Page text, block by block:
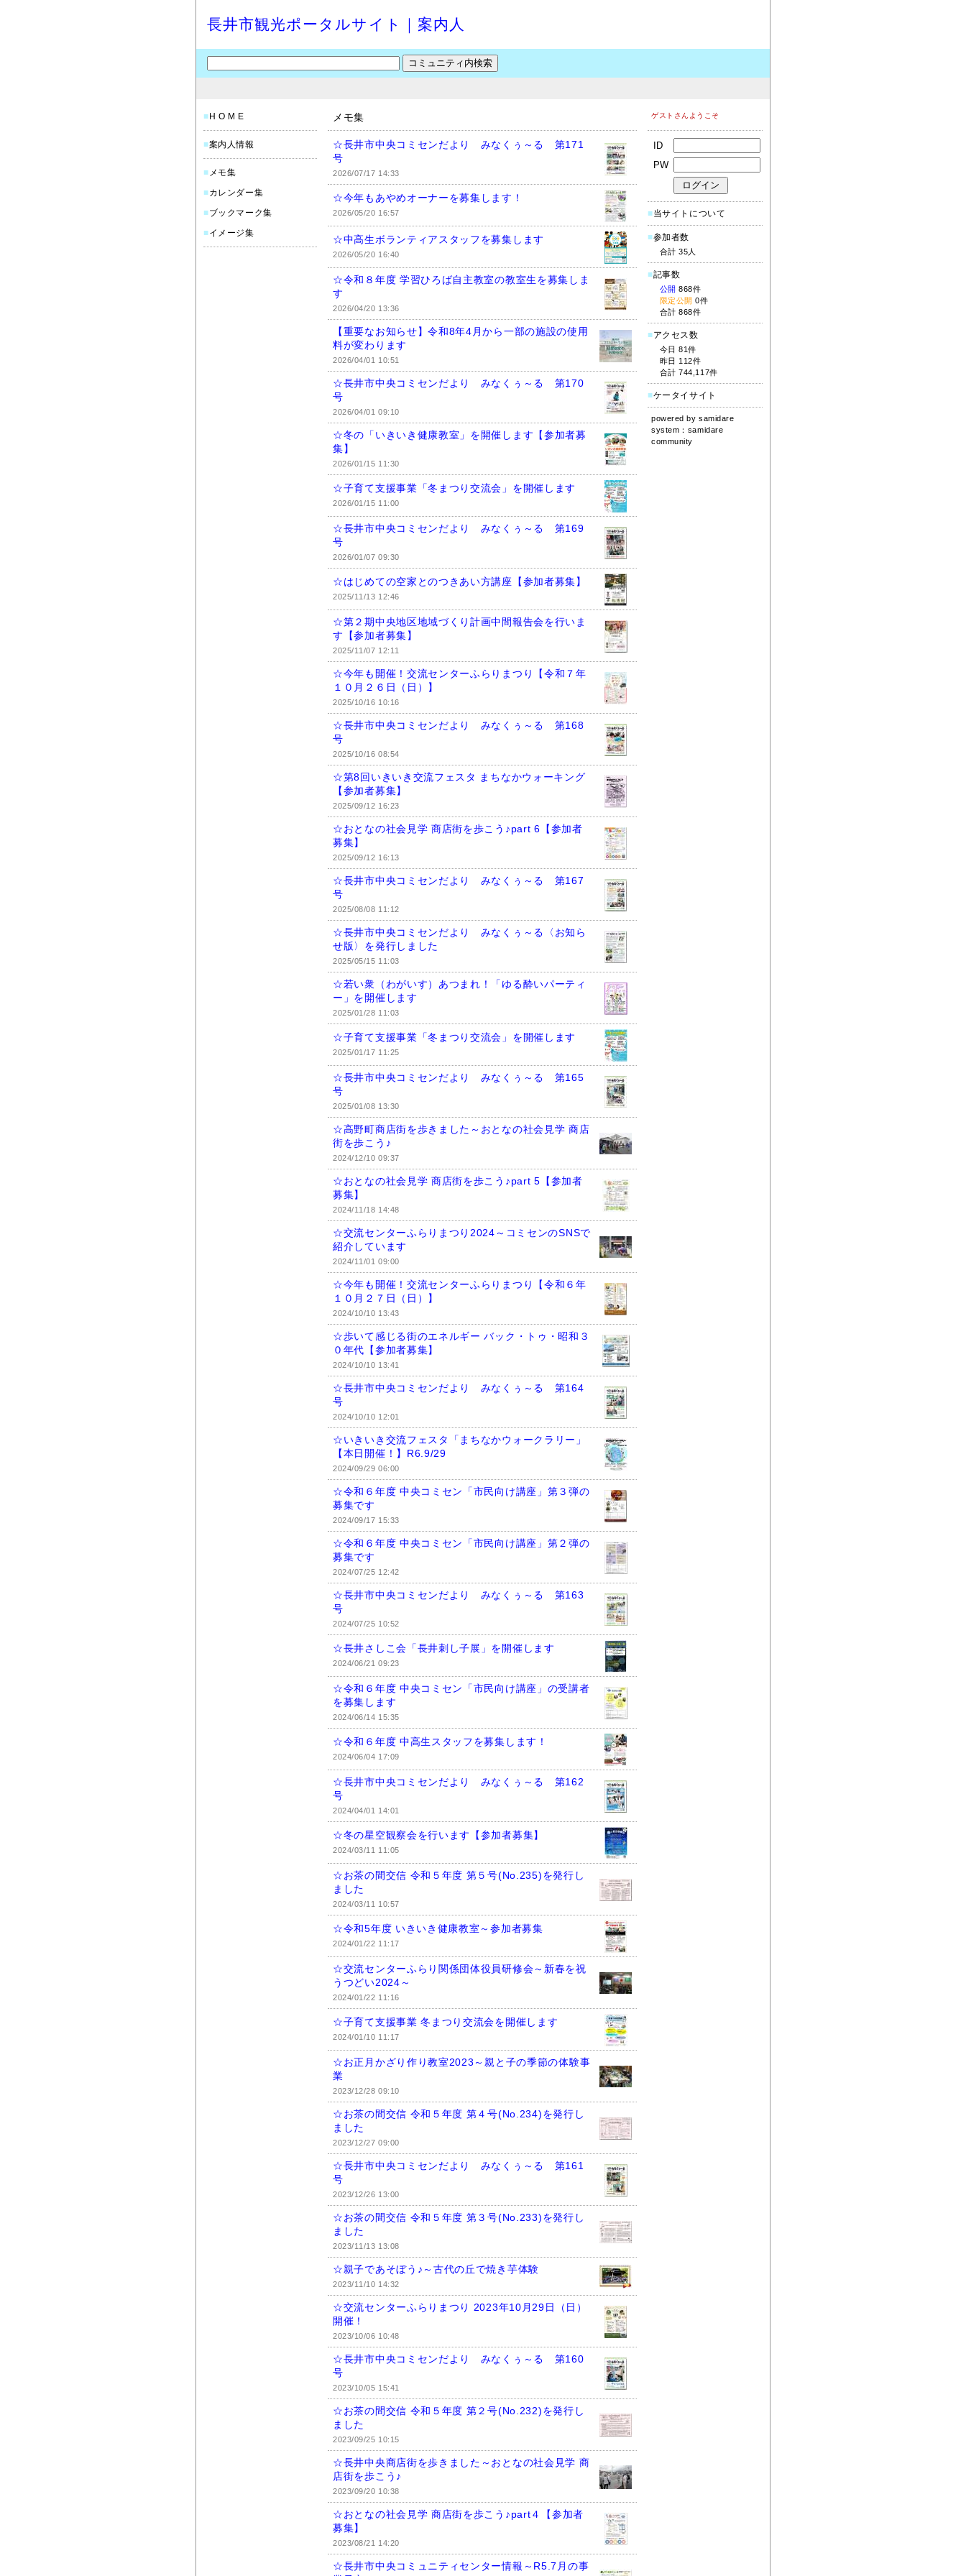
長井市観光ポータルサイト｜案内人
■ H O M E
■案内人情報
■ メモ集
■カレンダー集
■ブックマーク集
■イメージ集
メモ集
☆長井市中央コミセンだより みなくぅ～る 第171
号
2026/07/17 14:33
☆今年もあやめオーナーを募集します！
2026/05/20 16:57
☆中高生ボランティアスタッフを募集します
2026/05/20 16:40
☆令和８年度 学習ひろば自主教室の教室生を募集しま
す
2026/04/20 13:36
【重要なお知らせ】令和8年4月から一部の施設の使用
料が変わります
2026/04/01 10:51
☆長井市中央コミセンだより みなくぅ～る 第170
号
2026/04/01 09:10
☆冬の「いきいき健康教室」を開催します【参加者募
集】
2026/01/15 11:30
☆子育て支援事業「冬まつり交流会」を開催します
2026/01/15 11:00
☆長井市中央コミセンだより みなくぅ～る 第169
号
2026/01/07 09:30
☆はじめての空家とのつきあい方講座【参加者募集】
2025/11/13 12:46
☆第２期中央地区地域づくり計画中間報告会を行いま
す【参加者募集】
2025/11/07 12:11
☆今年も開催！交流センターふらりまつり【令和７年
１０月２６日（日）】
2025/10/16 10:16
☆長井市中央コミセンだより みなくぅ～る 第168
号
2025/10/16 08:54
☆第8回いきいき交流フェスタ まちなかウォーキング
【参加者募集】
2025/09/12 16:23
☆おとなの社会見学 商店街を歩こう♪part 6【参加者
募集】
2025/09/12 16:13
☆長井市中央コミセンだより みなくぅ～る 第167
号
2025/08/08 11:12
☆長井市中央コミセンだより みなくぅ～る〈お知ら
せ版〉を発行しました
2025/05/15 11:03
☆若い衆（わがいす）あつまれ！「ゆる酔いパーティ
ー」を開催します
2025/01/28 11:03
☆子育て支援事業「冬まつり交流会」を開催します
2025/01/17 11:25
☆長井市中央コミセンだより みなくぅ～る 第165
号
2025/01/08 13:30
☆高野町商店街を歩きました～おとなの社会見学 商店
街を歩こう♪
2024/12/10 09:37
☆おとなの社会見学 商店街を歩こう♪part 5【参加者
募集】
2024/11/18 14:48
☆交流センターふらりまつり2024～コミセンのSNSで
紹介しています
2024/11/01 09:00
☆今年も開催！交流センターふらりまつり【令和６年
１０月２７日（日）】
2024/10/10 13:43
☆歩いて感じる街のエネルギー バック・トゥ・昭和３
０年代【参加者募集】
2024/10/10 13:41
☆長井市中央コミセンだより みなくぅ～る 第164
号
2024/10/10 12:01
☆いきいき交流フェスタ「まちなかウォークラリー」
【本日開催！】R6.9/29
2024/09/29 06:00
☆令和６年度 中央コミセン「市民向け講座」第３弾の
募集です
2024/09/17 15:33
☆令和６年度 中央コミセン「市民向け講座」第２弾の
募集です
2024/07/25 12:42
☆長井市中央コミセンだより みなくぅ～る 第163
号
2024/07/25 10:52
☆長井さしこ会「長井刺し子展」を開催します
2024/06/21 09:23
☆令和６年度 中央コミセン「市民向け講座」の受講者
を募集します
2024/06/14 15:35
☆令和６年度 中高生スタッフを募集します！
2024/06/04 17:09
☆長井市中央コミセンだより みなくぅ～る 第162
号
2024/04/01 14:01
☆冬の星空観察会を行います【参加者募集】
2024/03/11 11:05
☆お茶の間交信 令和５年度 第５号(No.235)を発行し
ました
2024/03/11 10:57
☆令和5年度 いきいき健康教室～参加者募集
2024/01/22 11:17
☆交流センターふらり関係団体役員研修会～新春を祝
うつどい2024～
2024/01/22 11:16
☆子育て支援事業 冬まつり交流会を開催します
2024/01/10 11:17
☆お正月かざり作り教室2023～親と子の季節の体験事
業
2023/12/28 09:10
☆お茶の間交信 令和５年度 第４号(No.234)を発行し
ました
2023/12/27 09:00
☆長井市中央コミセンだより みなくぅ～る 第161
号
2023/12/26 13:00
☆お茶の間交信 令和５年度 第３号(No.233)を発行し
ました
2023/11/13 13:08
☆親子であそぼう♪～古代の丘で焼き芋体験
2023/11/10 14:32
☆交流センターふらりまつり 2023年10月29日（日）
開催！
2023/10/06 10:48
☆長井市中央コミセンだより みなくぅ～る 第160
号
2023/10/05 15:41
☆お茶の間交信 令和５年度 第２号(No.232)を発行し
ました
2023/09/25 10:15
☆長井中央商店街を歩きました～おとなの社会見学 商
店街を歩こう♪
2023/09/20 10:38
☆おとなの社会見学 商店街を歩こう♪part４【参加者
募集】
2023/08/21 14:20
☆長井市中央コミュニティセンター情報～R5.7月の事
ゲストさんようこそ
ID
PW
■当サイトについて
■参加者数
合計 35人
■記事数
公開 868件
限定公開 0件
合計 868件
■アクセス数
今日 81件
昨日 112件
合計 744,117件
■ケータイサイト
powered bysamidare
system： samidare
community